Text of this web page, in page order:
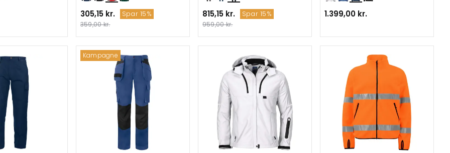
305,15 kr. Spar 15%
359,00 kr.
815,15 kr. Spar 15%
959,00 kr.
1.399,00 kr.
Kampagne